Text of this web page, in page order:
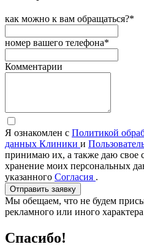
как можно к вам обращаться?*
номер вашего телефона*
Комментарии
Я ознакомлен с Политикой
данных Клиники и
принимаю их, а также даю свое
хранение моих персональных
указанного Согласия .
Отправить заявку
Мы обещаем, что не будем
рекламного или иного
Спасибо!